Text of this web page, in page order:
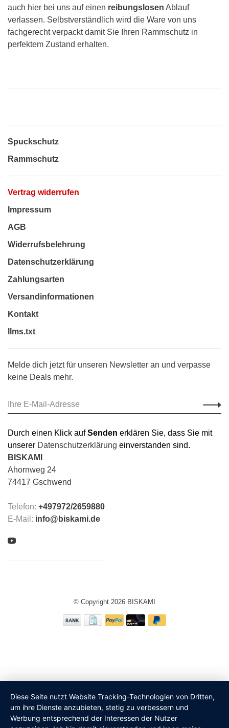
auch hier bei uns auf einen reibungslosen Ablauf
verlassen. Selbstverständlich wird die Ware von uns
fachgerecht verpackt damit Sie Ihren Rammschutz in
perfektem Zustand erhalten.
Spuckschutz
Rammschutz
Vertrag widerrufen
Impressum
AGB
Widerrufsbelehrung
Datenschutzerklärung
Zahlungsarten
Versandinformationen
Kontakt
llms.txt
Melde dich jetzt für unseren Newsletter an und verpasse
keine Deals mehr.
Durch einen Klick aufSenden erklären Sie, dass Sie mit
unserer Datenschutzerklärung einverstanden sind.
BISKAMI
Ahornweg 24
74417 Gschwend
Telefon: +497972/2659880
E-Mail: info@biskami.de
© Copyright 2026 BISKAMI
Diese Seite nutzt Website Tracking-Technologien von Dritten,
um ihre Dienste anzubieten, stetig zu verbessern und
Werbung entsprechend der Interessen der Nutzer